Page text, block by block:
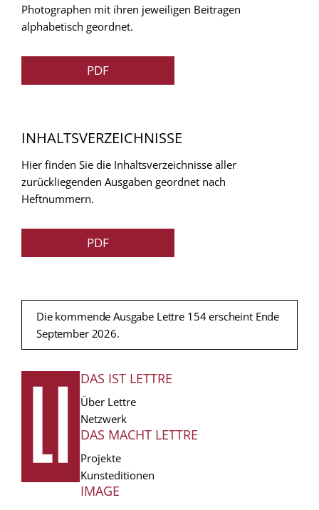
Photographen mit ihren jeweiligen Beitragen
alphabetisch geordnet.
PDF
INHALTSVERZEICHNISSE
Hier finden Sie die Inhaltsverzeichnisse aller
zurückliegenden Ausgaben geordnet nach
Heftnummern.
PDF
Die kommende Ausgabe Lettre 154 erscheint Ende
September 2026.
FUSSZEILE
DAS IST LETTRE
Über Lettre
Netzwerk
DAS MACHT LETTRE
Projekte
Kunsteditionen
IMAGE